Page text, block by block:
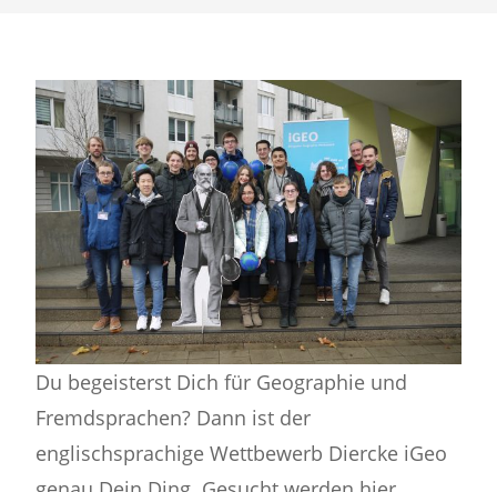
Du begeisterst Dich für Geographie und
Fremdsprachen? Dann ist der
englischsprachige Wettbewerb Diercke iGeo